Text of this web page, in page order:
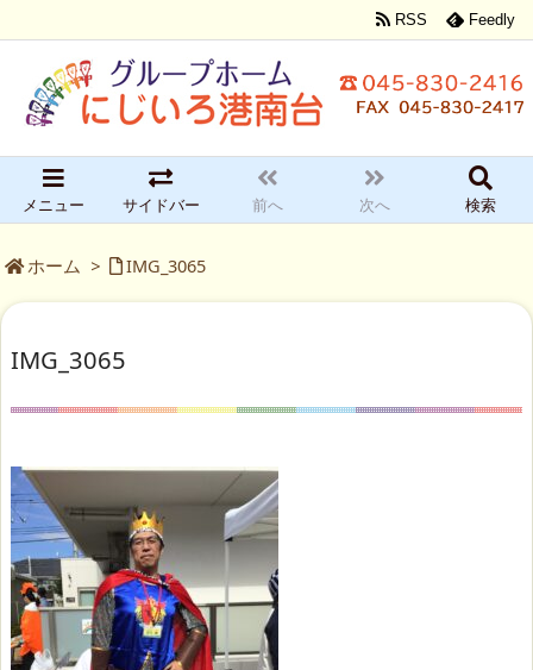
メニュー サイドバー 前へ 次へ 検索
RSS Feedly
ホーム > IMG_3065
IMG_3065